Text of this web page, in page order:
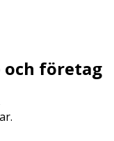
och företag